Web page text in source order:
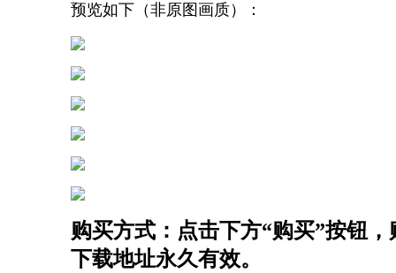
预览如下（非原图画质）：
购买方式：点击下方“购买”按钮
下载地址永久有效。